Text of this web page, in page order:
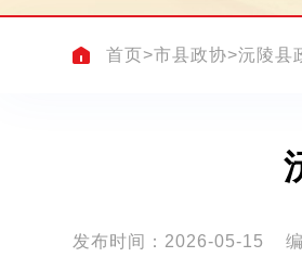
首页>市县政协>沅陵县
发布时间：2026-05-15